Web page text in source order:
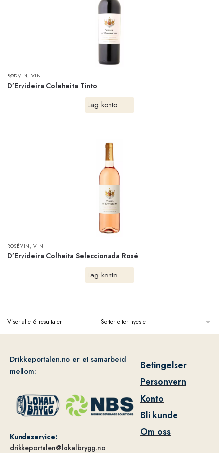
RØDVIN, VIN
D’Ervideira Coleheita Tinto
Lag konto
ROSÉVIN ,VIN
D’Ervideira Colheita Seleccionada Rosé
Lag konto
Viser alle 6 resultater
Drikkeportalen.no er et samarbeid
mellom:
Kundeservice:
drikkeportalen@lokalbrygg.no
Betingelser
Personvern
Konto
Bli kunde
Om oss